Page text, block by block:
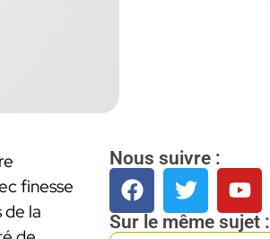
finesse
de la
Nous suivre :
Sur le même sujet :